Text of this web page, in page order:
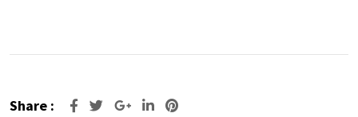
Share : Google+LinkedIn
Pinterest